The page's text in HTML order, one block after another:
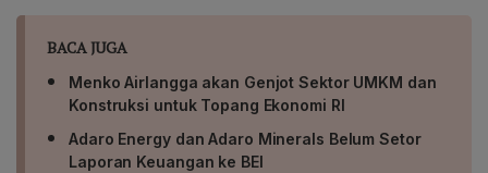
BACA JUGA
Menko Airlangga akan Genjot Sektor UMKM dan
Konstruksi untuk Topang Ekonomi RI
Adaro Energy dan Adaro Minerals Belum Setor
Laporan Keuangan ke BEI